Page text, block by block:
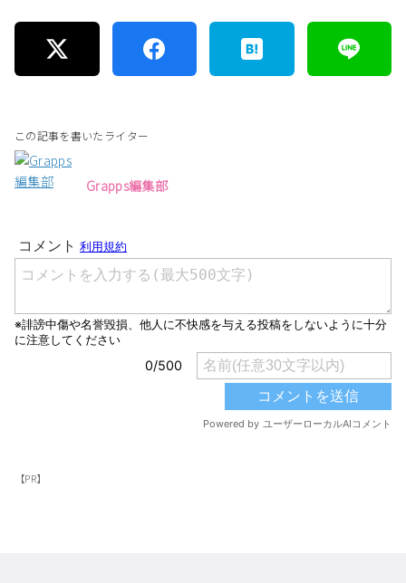
この記事を書いたライター
Grapps編集部
【PR】